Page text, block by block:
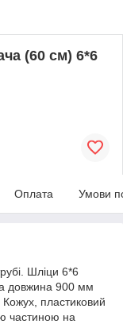
(60 см) 6*6
Оплата Умови
Шліци 6*6
довжина 900 мм
пластиковий
частиною на